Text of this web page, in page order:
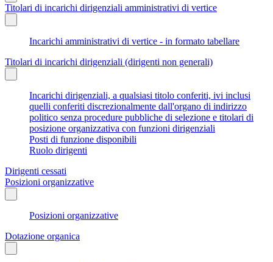
Titolari di incarichi dirigenziali amministrativi di vertice
Incarichi amministrativi di vertice - in formato tabellare
Titolari di incarichi dirigenziali (dirigenti non generali)
Incarichi dirigenziali, a qualsiasi titolo conferiti, ivi inclusi
quelli conferiti discrezionalmente dall'organo di indirizzo
politico senza procedure pubbliche di selezione e titolari di
posizione organizzativa con funzioni dirigenziali
Posti di funzione disponibili
Ruolo dirigenti
Dirigenti cessati
Posizioni organizzative
Posizioni organizzative
Dotazione organica